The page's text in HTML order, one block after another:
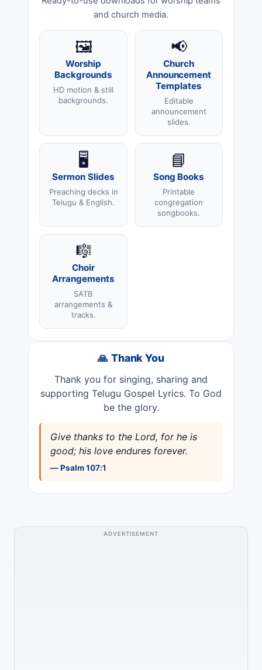
and church media.
🖼️
Worship
Backgrounds
HD motion & still
backgrounds.
📢
Church
Announcement
Templates
Editable
announcement
slides.
🖥️
Sermon Slides
Preaching decks in
Telugu & English.
📘
Song Books
Printable
congregation
songbooks.
🎼
Choir
Arrangements
SATB
arrangements &
tracks.
🙏 Thank You
Thank you for singing, sharing and
supporting Telugu Gospel Lyrics. To God
be the glory.
Give thanks to the Lord, for he is
good; his love endures forever.
— Psalm 107:1
ADVERTISEMENT